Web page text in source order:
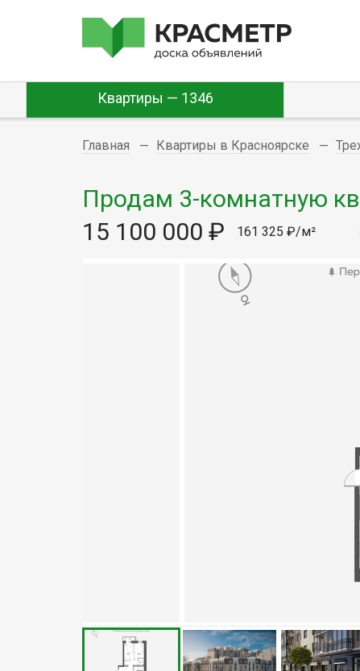
Квартиры — 1346
Главная Квартиры в Красноярске
Продам 3-комнатную
15 100 000 ₽
161 325 ₽/м²